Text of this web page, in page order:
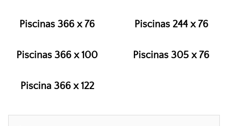
Piscinas 366 x 76 Piscinas 244 x 76
Piscinas 366 x 100 Piscinas 305 x 76
Piscina 366 x 122